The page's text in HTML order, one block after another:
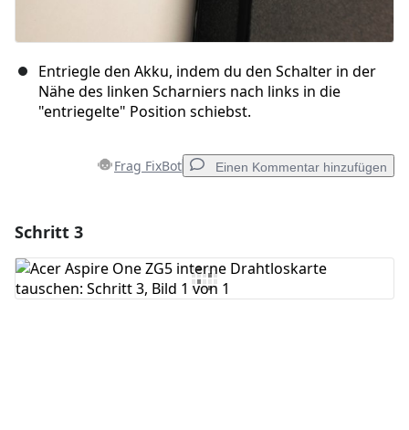
Entriegle den Akku, indem du den Schalter in der
Nähe des linken Scharniers nach links in die
"entriegelte" Position schiebst.
Frag FixBot Einen Kommentar hinzufügen
Kommentar hinzufügen
Schritt 3